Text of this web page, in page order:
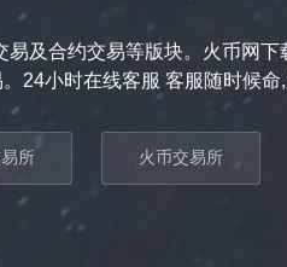
及合约交易等版块。火币网
24小时在线客服 客服随时候命,
所 火币交易所